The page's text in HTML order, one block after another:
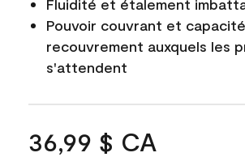
Fluidité et étalement
Pouvoir couvrant et
recouvrement auxquels les
s'attendent
36,99 $ CA